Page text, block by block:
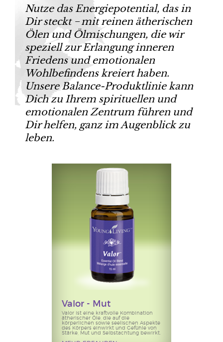
Nutze das Energiepotential, das in
Dir steckt −mit reinen ätherischen
Ölen und Ölmischungen, die wir
speziell zur Erlangung inneren
Friedens und emotionalen
Wohlbefindens kreiert haben.
Unsere Balance-Produktlinie kann
Dich zu Ihrem spirituellen und
emotionalen Zentrum führen und
Dir helfen, ganz im Augenblick zu
leben.
Valor - Mut
Valor ist eine kraftvolle Kombination
ätherischer Öle, die auf die
körperlichen sowie seelischen Aspekte
des Körpers einwirkt und Gefühle von
Stärke, Mut und Selbstachtung bewirkt.